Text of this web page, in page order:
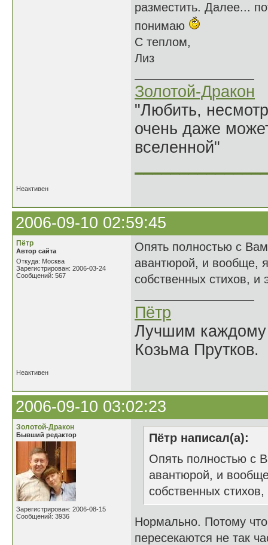
разместить. Далее...
понимаю
С теплом,
Лиз
Золотой-Дракон
"Любить,
очень даже
вселенной"
Неактивен
2006-09-10 02:59:45
Пётр
Автор сайта
Откуда: Москва
Зарегистрирован: 2006-03-24
Сообщений: 567
Опять полностью с
авантюрой, и вообще,
собственных стихов, и
Пётр
Лучшим каждому
Козьма Прутков.
Неактивен
2006-09-10 03:02:23
Золотой-Дракон
Бывший редактор
Зарегистрирован: 2006-08-15
Сообщений: 3936
Пётр написал(а):
Опять полностью с
авантюрой, и
собственных
Нормально. Потому
пересекаются не так